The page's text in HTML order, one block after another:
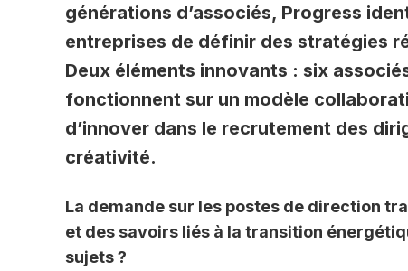
générations d’associés, Progress
entreprises de définir des stratégies
Deux éléments innovants : six
fonctionnent sur un modèle
d’innover dans le recrutement des
créativité.
La demande sur les postes de direction
et des savoirs liés à la transition
sujets ?